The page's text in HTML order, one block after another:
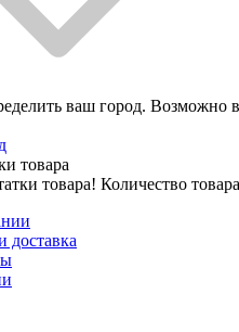
ваш город. Возможно
товара
товара! Количество
доставка